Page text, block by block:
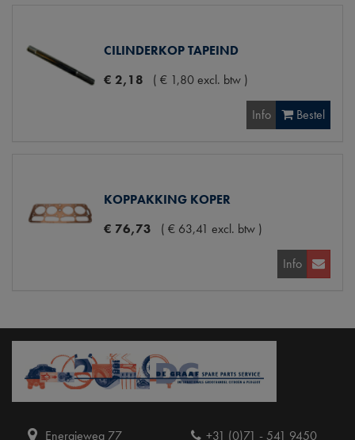
CILINDERKOP TAPEIND
€ 2,18 ( € 1,80excl. btw )
Info Bestel
KOPPAKKING KOPER
€ 76,73 ( € 63,41 excl. btw )
Info
Energieweg 77 +31 (0)71 - 541 9450